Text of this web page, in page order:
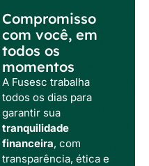
Compromisso
com você, em
todos os
momentos
A Fusesc trabalha
todos os dias para
garantir sua
tranquilidade
financeira, com
transparência, ética e